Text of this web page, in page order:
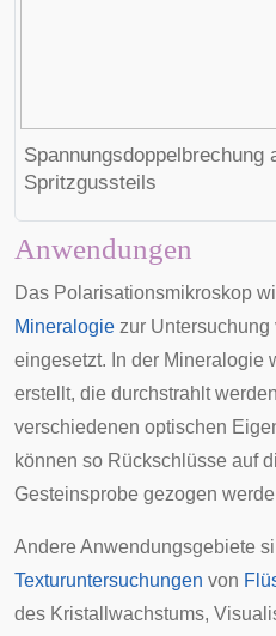
Spannungsdoppelbrechung
Spritzgussteils
Anwendungen
Das Polarisationsmikroskop
Mineralogie zur
eingesetzt. In der Mineralogie
erstellt, die durchstrahlt
verschiedenen optischen
können so Rückschlüsse auf
Gesteinsprobe gezogen
Andere Anwendungsgebiete
Texturuntersuchungen von
des Kristallwachstums,